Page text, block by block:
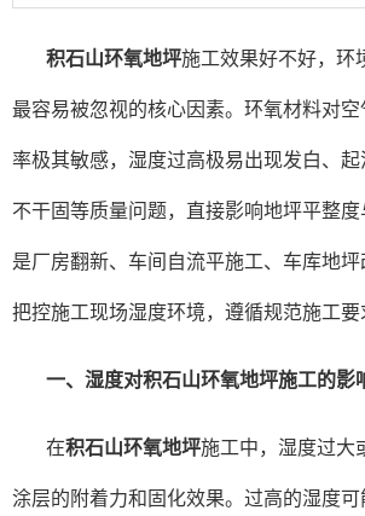
积石山环氧地坪施工效果好不好，环
最容易被忽视的核心因素。环氧材料对
率极其敏感，湿度过高极易出现发白、起
不干固等质量问题，直接影响地坪平整
是厂房翻新、车间自流平施工、车库地
把控施工现场湿度环境，遵循规范施工要
一、湿度对积石山环氧地坪施工的影
在积石山环氧地坪施工中，湿度过大
涂层的附着力和固化效果。过高的湿度可